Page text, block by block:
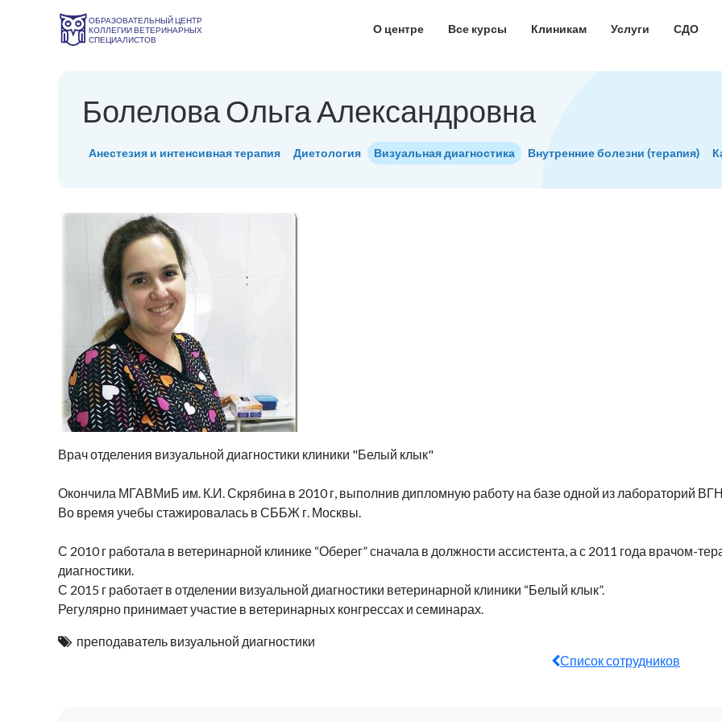
ОБРАЗОВАТЕЛЬНЫЙ ЦЕНТР
КОЛЛЕГИИ ВЕТЕРИНАРНЫХ
СПЕЦИАЛИСТОВ
О центре Все курсы Клиникам Услуги СДО
Болелова Ольга Александровна
Анестезия и интенсивная терапия Диетология Визуальная диагностика Внутренние болезни (терапия)
Врач отделения визуальной диагностики клиники "Белый клык"
Окончила МГАВМиБ им. К.И. Скрябина в 2010 г, выполнив дипломную работу на базе одной из лабораторий
Во время учебы стажировалась в СББЖ г. Москвы.
С 2010 г работала в ветеринарной клинике “Оберег” сначала в должности ассистента, а с 2011 года врачом-
диагностики.
С 2015 г работает в отделении визуальной диагностики ветеринарной клиники “Белый клык”.
Регулярно принимает участие в ветеринарных конгрессах и семинарах.
преподаватель визуальной диагностики
Список сотрудников